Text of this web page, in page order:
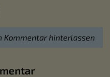
Kommentar hinterlassen